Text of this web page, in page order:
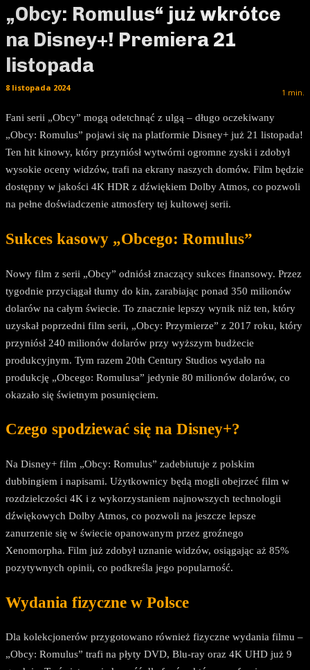
„Obcy: Romulus“ już wkrótce
na Disney+! Premiera 21
listopada
1 min.
8 listopada 2024
Fani serii „Obcy” mogą odetchnąć z ulgą – długo oczekiwany
„Obcy: Romulus” pojawi się na platformie Disney+ już 21 listopada!
Ten hit kinowy, który przyniósł wytwórni ogromne zyski i zdobył
wysokie oceny widzów, trafi na ekrany naszych domów. Film będzie
dostępny w jakości 4K HDR z dźwiękiem Dolby Atmos, co pozwoli
na pełne doświadczenie atmosfery tej kultowej serii.
Sukces kasowy „Obcego: Romulus”
Nowy film z serii „Obcy” odniósł znaczący sukces finansowy. Przez
tygodnie przyciągał tłumy do kin, zarabiając ponad 350 milionów
dolarów na całym świecie. To znacznie lepszy wynik niż ten, który
uzyskał poprzedni film serii, „Obcy: Przymierze” z 2017 roku, który
przyniósł 240 milionów dolarów przy wyższym budżecie
produkcyjnym. Tym razem 20th Century Studios wydało na
produkcję „Obcego: Romulusa” jedynie 80 milionów dolarów, co
okazało się świetnym posunięciem.
Czego spodziewać się na Disney+?
Na Disney+ film „Obcy: Romulus” zadebiutuje z polskim
dubbingiem i napisami. Użytkownicy będą mogli obejrzeć film w
rozdzielczości 4K i z wykorzystaniem najnowszych technologii
dźwiękowych Dolby Atmos, co pozwoli na jeszcze lepsze
zanurzenie się w świecie opanowanym przez groźnego
Xenomorpha. Film już zdobył uznanie widzów, osiągając aż 85%
pozytywnych opinii, co podkreśla jego popularność.
Wydania fizyczne w Polsce
Dla kolekcjonerów przygotowano również fizyczne wydania filmu –
„Obcy: Romulus” trafi na płyty DVD, Blu-ray oraz 4K UHD już 9